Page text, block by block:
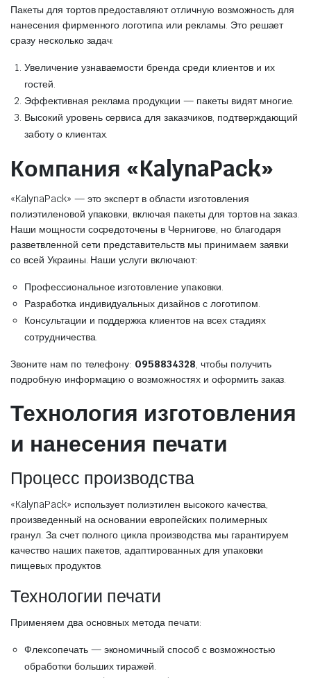
Пакеты для тортов предоставляют отличную возможность для
нанесения фирменного логотипа или рекламы. Это решает
сразу несколько задач:
Увеличение узнаваемости бренда среди клиентов и их
гостей.
Эффективная реклама продукции — пакеты видят многие.
Высокий уровень сервиса для заказчиков, подтверждающий
заботу о клиентах.
Компания «KalynaPack»
«KalynaPack» — это эксперт в области изготовления
полиэтиленовой упаковки, включая пакеты для тортов на заказ.
Наши мощности сосредоточены в Чернигове, но благодаря
разветвленной сети представительств мы принимаем заявки
со всей Украины. Наши услуги включают:
Профессиональное изготовление упаковки.
Разработка индивидуальных дизайнов с логотипом.
Консультации и поддержка клиентов на всех стадиях
сотрудничества.
Звоните нам по телефону: 0958834328, чтобы получить
подробную информацию о возможностях и оформить заказ.
Технология изготовления
и нанесения печати
Процесс производства
«KalynaPack» использует полиэтилен высокого качества,
произведенный на основании европейских полимерных
гранул. За счет полного цикла производства мы гарантируем
качество наших пакетов, адаптированных для упаковки
пищевых продуктов.
Технологии печати
Применяем два основных метода печати:
Флексопечать — экономичный способ с возможностью
обработки больших тиражей.